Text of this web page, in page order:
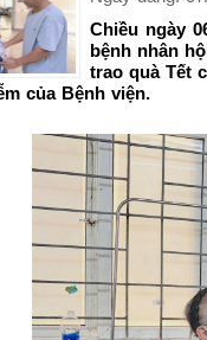
Chiều ngày
bệnh nhân
trao quà Tết
của Bệnh viện.